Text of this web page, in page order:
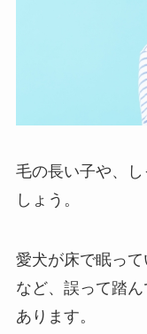
毛の長い子や、
しょう。
愛犬が床で眠っ
など、誤って踏
あります。